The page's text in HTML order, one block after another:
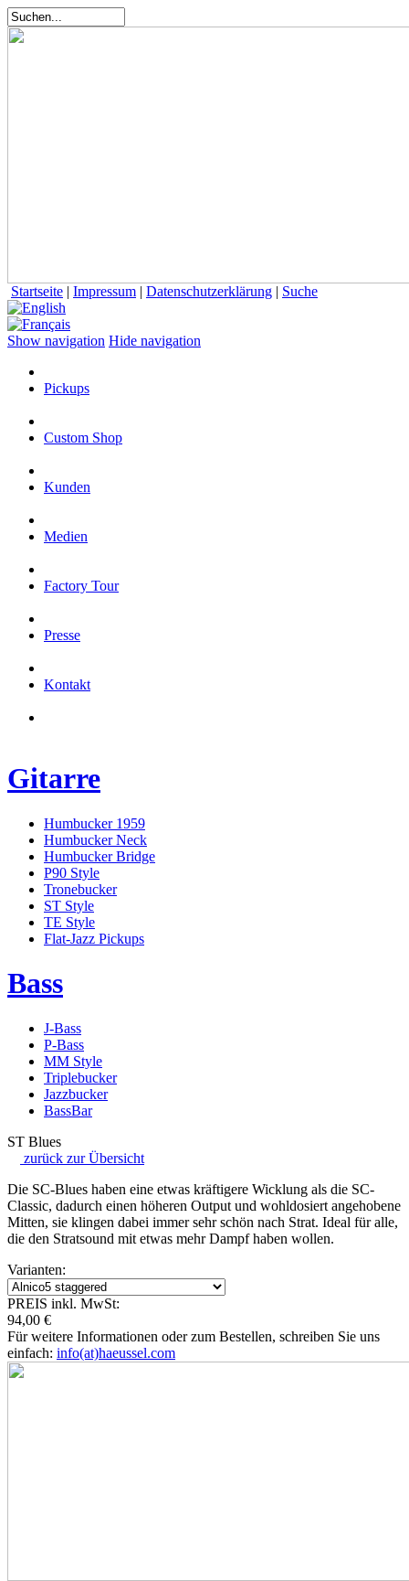
Startseite | Impressum | Datenschutzerklärung | Suche
Show navigation Hide navigation
Pickups
Custom Shop
Kunden
Medien
Factory Tour
Presse
Kontakt
Gitarre
Humbucker 1959
Humbucker Neck
Humbucker Bridge
P90 Style
Tronebucker
ST Style
TE Style
Flat-Jazz Pickups
Bass
J-Bass
P-Bass
MM Style
Triplebucker
Jazzbucker
BassBar
ST Blues
zurück zur Übersicht
Die SC-Blues haben eine etwas kräftigere Wicklung als die SC-
Classic, dadurch einen höheren Output und wohldosiert angehobene
Mitten, sie klingen dabei immer sehr schön nach Strat. Ideal für alle,
die den Stratsound mit etwas mehr Dampf haben wollen.
Varianten:
PREIS inkl. MwSt:
94,00 €
Für weitere Informationen oder zum Bestellen, schreiben Sie uns
einfach: info(at)haeussel.com